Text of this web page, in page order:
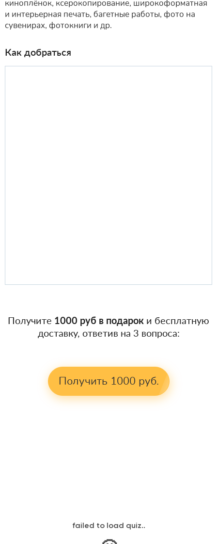
киноплёнок, ксерокопирование, широкоформатная
и интерьерная печать, багетные работы, фото на
сувенирах, фотокниги и др.
Как добраться
Получите 1000 руб в подарок и бесплатную
доставку, ответив на 3 вопроса:
Получить 1000 руб.